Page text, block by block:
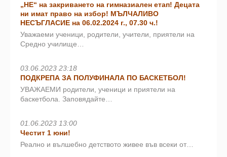
„НЕ“ на закриването на гимназиален етап! Децата
ни имат право на избор! МЪЛЧАЛИВО
НЕСЪГЛАСИЕ на 06.02.2024 г., 07.30 ч.!
Уважаеми ученици, родители, учители, приятели на
Средно училище…
03.06.2023 23:18
ПОДКРЕПА ЗА ПОЛУФИНАЛА ПО БАСКЕТБОЛ!
УВАЖАЕМИ родители, ученици и приятели на
баскетбола. Заповядайте…
01.06.2023 13:00
Честит 1 юни!
Реално и вълшебно детството живее във всеки от…